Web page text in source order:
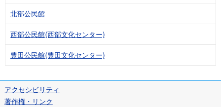
北部公民館
西部公民館(西部文化センター)
豊田公民館(豊田文化センター)
アクセシビリティ
著作権・リンク